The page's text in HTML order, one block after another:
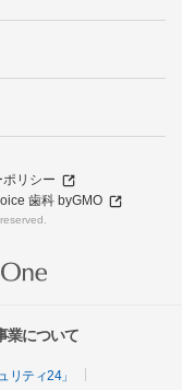
リシー
歯科 byGMO
業について
リティ24」